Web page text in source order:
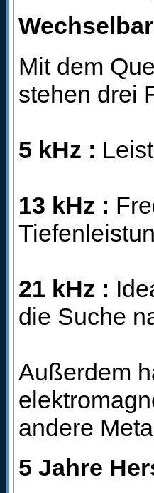
Mit dem
stehen drei
5 kHz :
13 kHz :
21 kHz :
die Suche
Außerdem
andere
5 Jahre